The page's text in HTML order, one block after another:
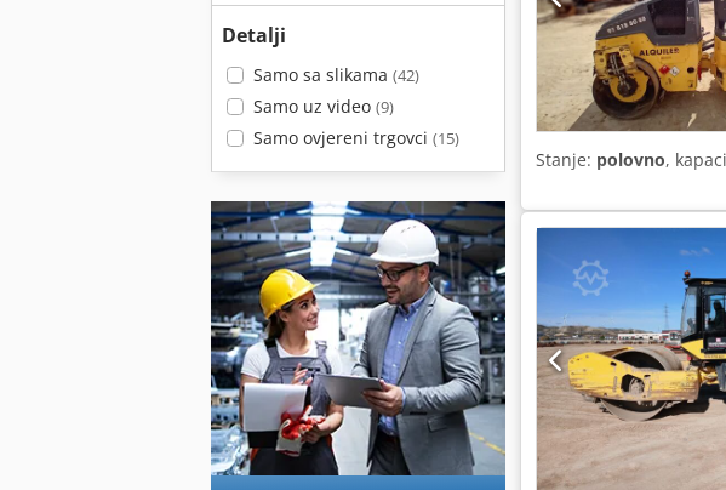
Detalji
Samo sa slikama (42)
Samo uz video (9)
Samo ovjereni trgovci (15)
Stanje: polovno,